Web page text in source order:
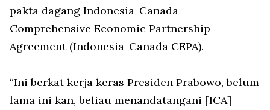
pakta dagang Indonesia-Canada
Comprehensive Economic Partnership
Agreement (Indonesia-Canada CEPA).
“Ini berkat kerja keras Presiden Prabowo, belum
lama ini kan, beliau menandatangani [ICA]